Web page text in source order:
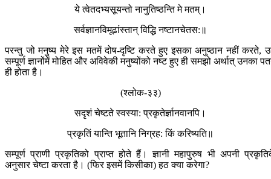
ये त्वेतदभ्यसूयन्तो नानुतिष्ठन्ति मे मतम्।
सर्वज्ञानविमूढांस्ता‍न् विद्धि नष्टानचेतस:॥
परन्तु जो मनुष्य मेरे इस मतमें दोष-दृष्टि करते हुए इसका अनुष्ठान नहीं करते,
सम्पूर्ण ज्ञानोंमें मोहित और अविवेकी मनुष्योंको नष्ट हुए ही समझो अर्थात् उनका
ही होता है।
(श्लोक-३३)
सदृशं चेष्टते स्वस्या: प्रकृतेर्ज्ञानवानपि।
प्रकृतिं यान्ति भूतानि निग्रह: किं करिष्यति॥
सम्पूर्ण प्राणी प्रकृतिको प्राप्त होते हैं। ज्ञानी महापुरुष भी अपनी
अनुसार चेष्टा करता है। (फिर इसमें किसीका) हठ क्या करेगा?